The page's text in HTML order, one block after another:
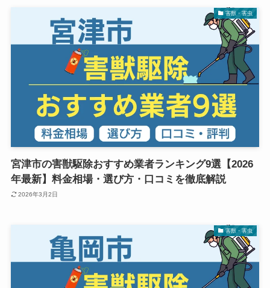
害獣・害虫
宮津市の害獣駆除おすすめ業者ランキング9選【2026
年最新】料金相場・選び方・口コミを徹底解説
2026年3月2日
害獣・害虫